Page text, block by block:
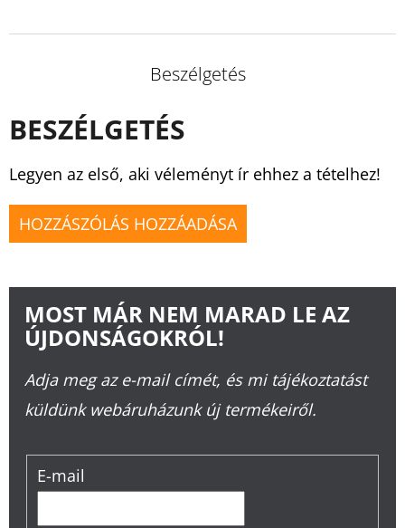
Beszélgetés
BESZÉLGETÉS
Legyen az első, aki véleményt ír ehhez a tételhez!
HOZZÁSZÓLÁS HOZZÁADÁSA
MOST MÁR NEM MARAD LE AZ
ÚJDONSÁGOKRÓL!
Adja meg az e-mail címét, és mi tájékoztatást
küldünk webáruházunk új termékeiről.
E-mail